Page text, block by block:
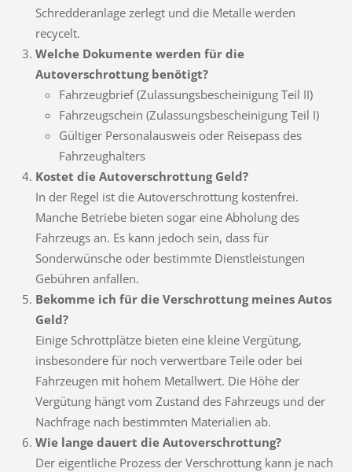
Schredderanlage zerlegt und die Metalle werden
recycelt.
Welche Dokumente werden für die
Autoverschrottung benötigt?
Fahrzeugbrief (Zulassungsbescheinigung Teil II)
Fahrzeugschein (Zulassungsbescheinigung Teil I)
Gültiger Personalausweis oder Reisepass des
Fahrzeughalters
Kostet die Autoverschrottung Geld?
In der Regel ist die Autoverschrottung kostenfrei.
Manche Betriebe bieten sogar eine Abholung des
Fahrzeugs an. Es kann jedoch sein, dass für
Sonderwünsche oder bestimmte Dienstleistungen
Gebühren anfallen.
Bekomme ich für die Verschrottung meines Autos
Geld?
Einige Schrottplätze bieten eine kleine Vergütung,
insbesondere für noch verwertbare Teile oder bei
Fahrzeugen mit hohem Metallwert. Die Höhe der
Vergütung hängt vom Zustand des Fahrzeugs und der
Nachfrage nach bestimmten Materialien ab.
Wie lange dauert die Autoverschrottung?
Der eigentliche Prozess der Verschrottung kann je nach